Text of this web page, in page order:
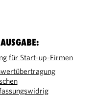
für Start-up-Firmen